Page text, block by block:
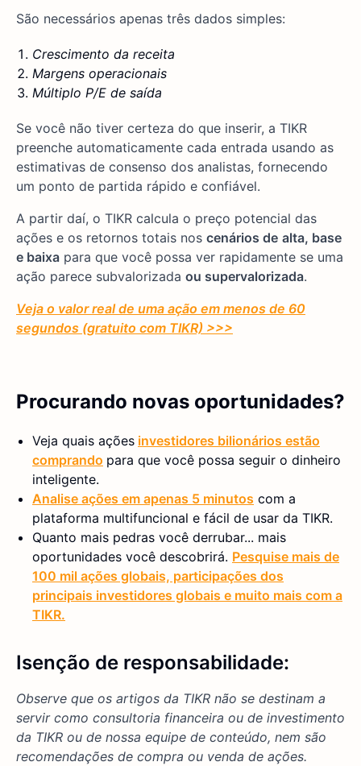
São necessários apenas três dados simples:
Crescimento da receita
Margens operacionais
Múltiplo P/E de saída
Se você não tiver certeza do que inserir, a TIKR
preenche automaticamente cada entrada usando as
estimativas de consenso dos analistas, fornecendo
um ponto de partida rápido e confiável.
A partir daí, o TIKR calcula o preço potencial das
ações e os retornos totais nos cenários de alta, base
e baixa para que você possa ver rapidamente se uma
ação parece subvalorizada ou supervalorizada.
Veja o valor real de uma ação em menos de 60
segundos (gratuito com TIKR) >>>
Procurando novas oportunidades?
Veja quais ações investidores bilionários estão
comprando para que você possa seguir o dinheiro
inteligente.
Analise ações em apenas 5 minutos com a
plataforma multifuncional e fácil de usar da TIKR.
Quanto mais pedras você derrubar... mais
oportunidades você descobrirá. Pesquise mais de
100 mil ações globais, participações dos
principais investidores globais e muito mais com a
TIKR.
Isenção de responsabilidade:
Observe que os artigos da TIKR não se destinam a
servir como consultoria financeira ou de investimento
da TIKR ou de nossa equipe de conteúdo, nem são
recomendações de compra ou venda de ações.